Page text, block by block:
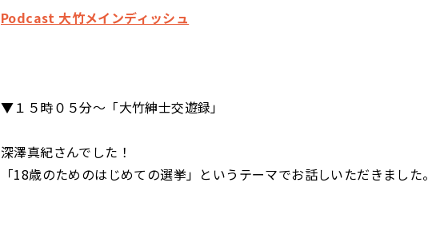
Podcast 大竹メインディッシュ
▼１５時０５分～「大竹紳士交遊録」
深澤真紀さんでした！
「18歳のためのはじめての選挙」というテーマでお話しいただきました。